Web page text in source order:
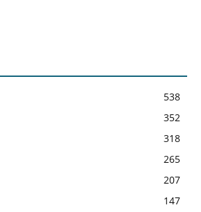
538
352
318
265
207
147